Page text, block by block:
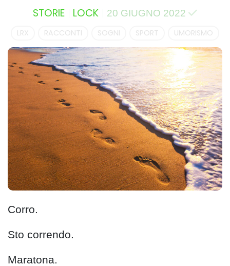
STORIE LOCK 20 GIUGNO 2022
LRX RACCONTI SOGNI SPORT UMORISMO
Corro.
Sto correndo.
Maratona.